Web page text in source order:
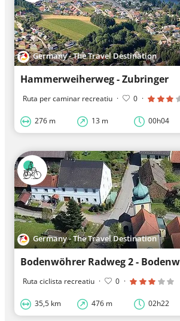
Germany - The Travel Destination
Hammerweiherweg - Zubringer
Ruta per caminar recreatiu · 0 ·
276 m 13 m 00h04
Germany - The Travel Destination
Bodenwöhrer Radweg 2 -
Ruta ciclista recreatiu · 0 ·
35,5 km 476 m 02h22